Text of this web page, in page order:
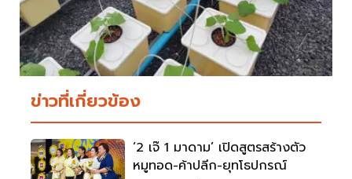
ข่าวที่เกี่ยวข้อง
‘2 เจ๊ 1 มาดาม’ เปิดสูตรสร้างตัว
หมูทอด-ค้าปลีก-ยุทโธปกรณ์